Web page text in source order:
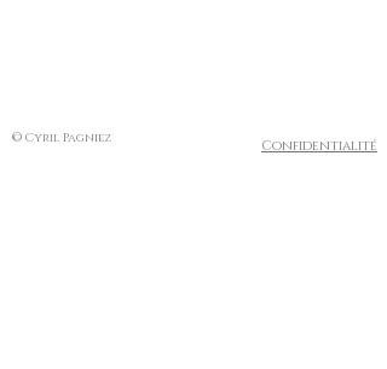
© Cyril Pagniez Confidentialité